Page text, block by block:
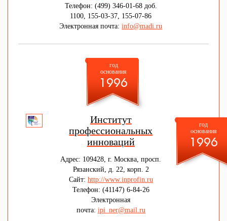
Телефон: (499) 346-01-68 доб.
1100, 155-03-37, 155-07-86
Электронная почта:info@madi.ru
год
основания
1996
Институт
профессиональных
инноваций
Адрес: 109428, г. Москва, просп.
Рязанский, д. 22, корп. 2
Сайт: http://www.inprofin.ru
Телефон: (41147) 6-84-26
Электронная
почта: ipi_ner@mail.ru
год
основания
1996